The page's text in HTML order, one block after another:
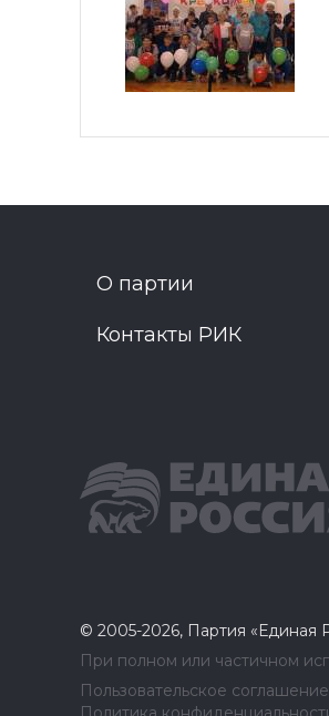
О партии
Контакты РИК
© 2005-2026, Партия «Единая
При полном или частичном
Пользовательское соглашение